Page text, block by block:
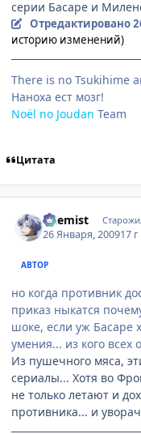
серии Басаре и
Отредактировано
историю изменений)
There is no Tsukihime
Наноха ест мозг!
Noёl no Joudan Team
Цитата
Chemist
26 Января, 200917 г
АВТОР
но когда противник
приказ ныкатся
шоке, если уж Басаре
умения... из кого всех
Из пушечного мяса,
сериалы... Хотя во
не только летают и
противника... и